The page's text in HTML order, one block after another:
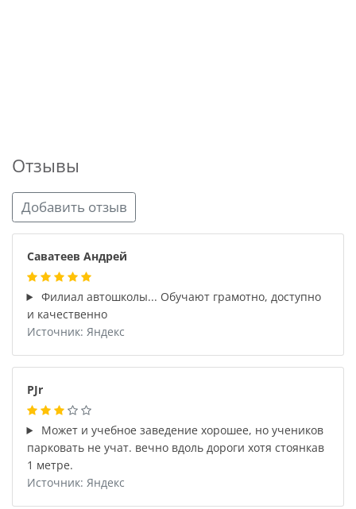
Отзывы
Добавить отзыв
Саватеев Андрей
Филиал автошколы... Обучают грамотно, доступно
и качественно
Источник: Яндекс
PJr
Может и учебное заведение хорошее, но учеников
парковать не учат. вечно вдоль дороги хотя стоянкав
1 метре.
Источник: Яндекс